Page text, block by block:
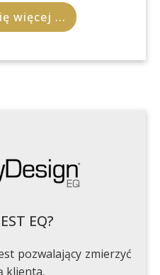
więcej ...
EQ?
pozwalający zmierzyć
klienta.